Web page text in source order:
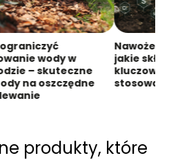
wody w
– skuteczne
na oszczędne
jakie
kluczowe
stosować
produkty, które